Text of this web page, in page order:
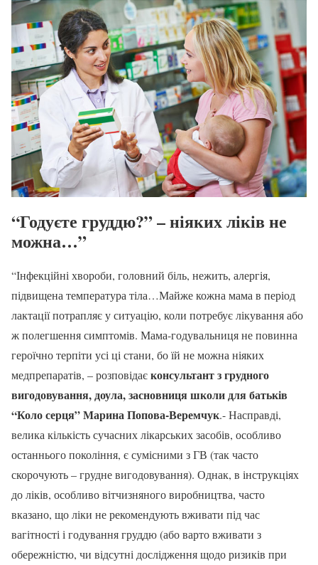
“Годуєте груддю?” – ніяких ліків не
можна…”
“Інфекційні хвороби, головний біль, нежить, алергія,
підвищена температура тіла…Майже кожна мама в період
лактації потрапляє у ситуацію, коли потребує лікування або
ж полегшення симптомів. Мама-годувальниця не повинна
героїчно терпіти усі ці стани, бо їй не можна ніяких
медпрепаратів, – розповідаєконсультант з грудного
вигодовування, доула, засновниця школи для батьків
“Коло серця” Марина Попова-Веремчук.- Насправді,
велика кількість сучасних лікарських засобів, особливо
останнього покоління, є сумісними з ГВ (так часто
скорочують – грудне вигодовування). Однак, в інструкціях
до ліків, особливо вітчизняного виробництва, часто
вказано, що ліки не рекомендують вживати під час
вагітності і годування груддю(або варто вживати з
обережністю, чи відсутні дослідження щодо ризиків при